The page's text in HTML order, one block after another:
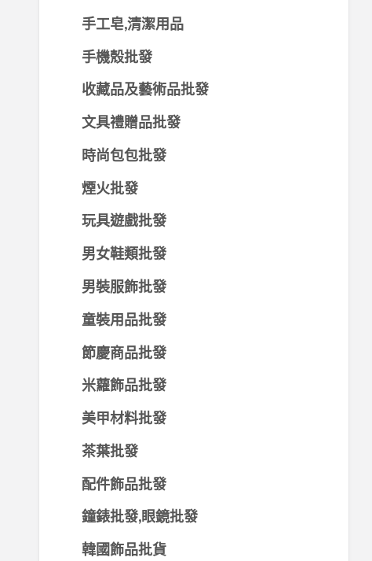
手工皂,清潔用品
手機殼批發
收藏品及藝術品批發
文具禮贈品批發
時尚包包批發
煙火批發
玩具遊戲批發
男女鞋類批發
男裝服飾批發
童裝用品批發
節慶商品批發
米蘿飾品批發
美甲材料批發
茶葉批發
配件飾品批發
鐘錶批發,眼鏡批發
韓國飾品批貨